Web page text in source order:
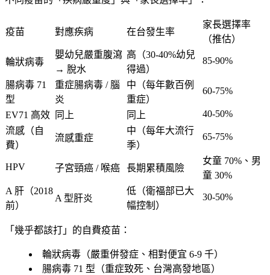
疫苗 對應疾病 在台發生率
家長選擇率
（推估）
輪狀病毒
嬰幼兒嚴重腹瀉
→ 脫水
高（30-40%幼兒
得過）
85-90%
腸病毒 71
型
重症腸病毒 / 腦
炎
中（每年數百例
重症）
60-75%
EV71 高效 同上 同上
40-50%
流感（自
費）
流感重症
中（每年大流行
季）
65-75%
HPV 子宮頸癌 / 喉癌 長期累積風險
女童 70% 、男
童 30%
A 肝（2018
前）
A 型肝炎
低（衛福部已大
幅控制）
30-50%
「幾乎都該打」的自費疫苗：
輪狀病毒（嚴重併發症、相對便宜 6-9 千）
腸病毒 71 型（重症致死、台灣高發地區）